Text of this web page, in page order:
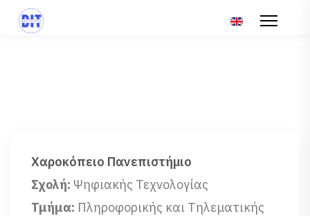
Επιλέξτε τη
Χαροκόπειο Πανεπιστήμιο
Σχολή: Ψηφιακής Τεχνολογίας
Τμήμα: Πληροφορικής και Τηλεματικής